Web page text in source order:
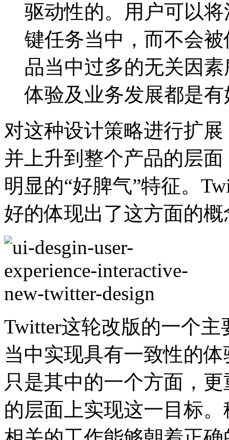
驱动性的。用户可以
键任务当中，而不会
品当中过多的无关因
体验及业务发展都是
对这种设计策略进行扩
并上升到整个产品的层
明显的“好脾气”特征。
好的体现出了这方面的概
Twitter这轮改版的一个
当中实现具有一致性的
只是其中的一个方面，
的层面上实现这一目标